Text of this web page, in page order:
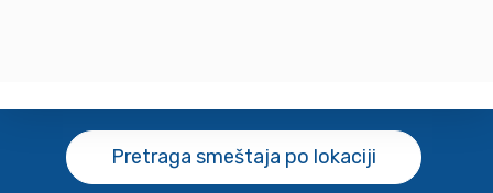
Pretraga smeštaja po lokaciji